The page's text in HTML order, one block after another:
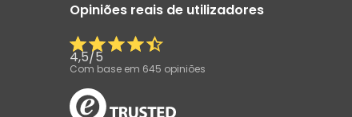
Opiniões reais de utilizadores
4,5/5
Com base em 645 opiniões